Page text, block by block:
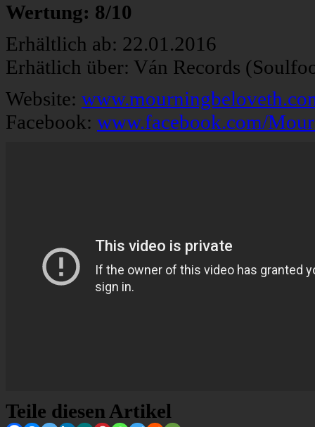
Wertung: 8/10
Erhältlich ab: 22.01.2016
Erhätlich über: Ván Records
Website:
Facebook: www.facebook.com/
Teile diesen Artikel